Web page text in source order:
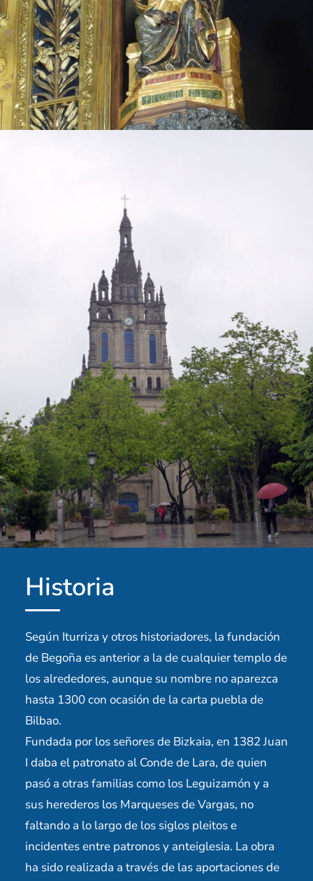
Historia
Según Iturriza y otros historiadores, la fundación
de Begoña es anterior a la de cualquier templo de
los alrededores, aunque su nombre no aparezca
hasta 1300 con ocasión de la carta puebla de
Bilbao.
Fundada por los señores de Bizkaia, en 1382 Juan
I daba el patronato al Conde de Lara, de quien
pasó a otras familias como los Leguizamón y a
sus herederos los Marqueses de Vargas, no
faltando a lo largo de los siglos pleitos e
incidentes entre patronos y anteiglesia. La obra
ha sido realizada a través de las aportaciones de